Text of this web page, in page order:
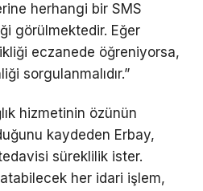
herhangi bir SMS
görülmektedir. Eğer
eczanede öğreniyorsa,
sorgulanmalıdır.”
hizmetinin özünün
kaydeden Erbay,
süreklilik ister.
her idari işlem,